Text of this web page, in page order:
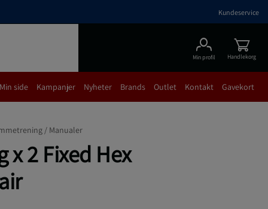
Kundeservice
Min profil Handlekorg
Min side Kampanjer Nyheter Brands Outlet Kontakt Gavekort
/ Manualer
x 2 Fixed Hex